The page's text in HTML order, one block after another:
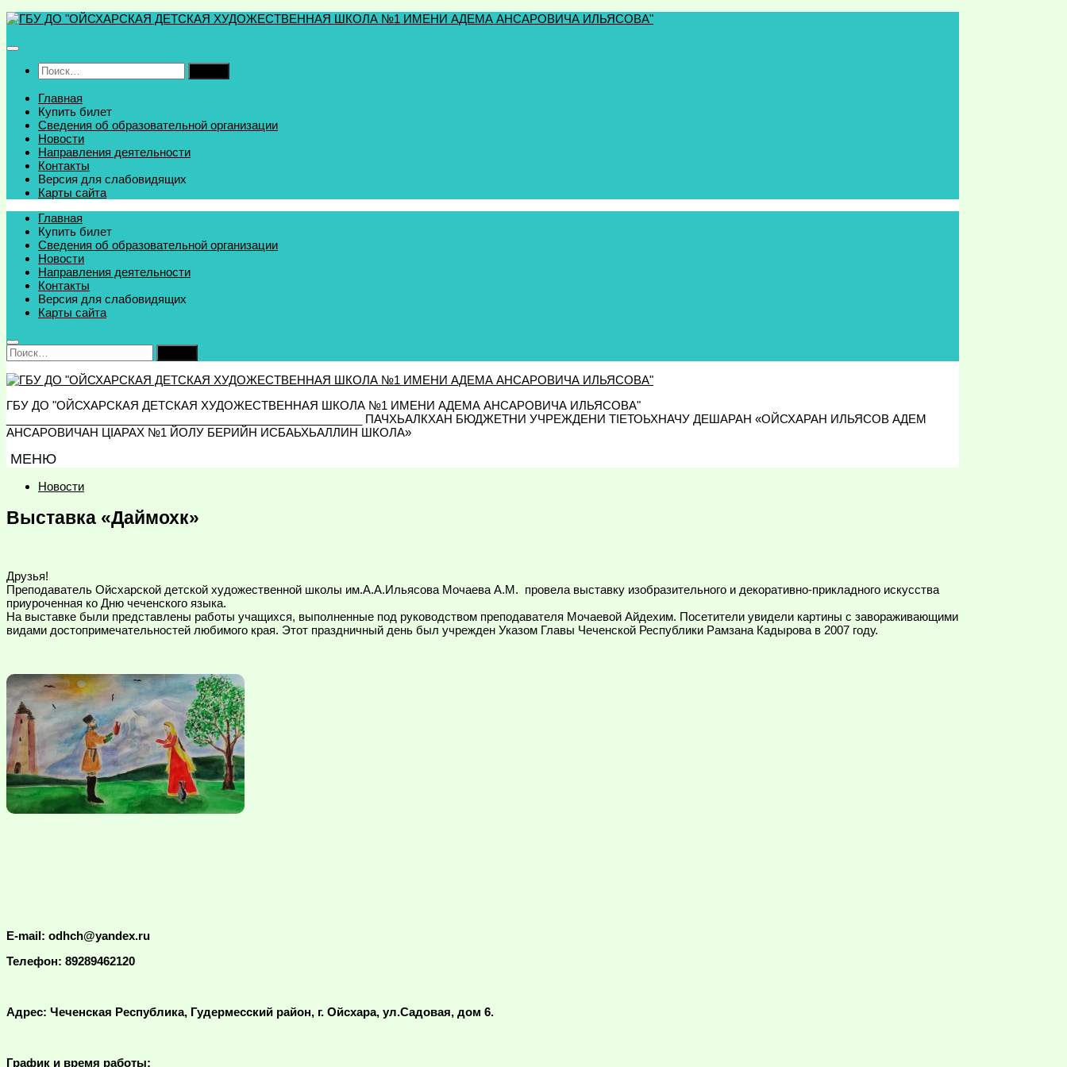
Перейти
содержимому
Найти:
Главная
Купить билет
Сведения об образовательной организации
Новости
Направления деятельности
Контакты
Версия для слабовидящих
Карты сайта
Главная
Купить билет
Сведения об образовательной организации
Новости
Направления деятельности
Контакты
Версия для слабовидящих
Карты сайта
Найти:
ГБУ ДО "ОЙСХАРСКАЯ ДЕТСКАЯ ХУДОЖЕСТВЕННАЯ ШКОЛА №1 ИМЕНИ АДЕМА АНСАРОВИЧА ИЛЬЯСОВА"
________________________________________________________ ПАЧХЬАЛКХАН БЮДЖЕТНИ УЧРЕЖДЕНИ ТIЕТОЬХНАЧУ ДЕШАРАН «ОЙСХАРАН ИЛЬЯСОВ АДЕМ
АНСАРОВИЧАН ЦIАРАХ №1 ЙОЛУ БЕРИЙН ИСБАЬХЬАЛЛИН ШКОЛА»
МЕНЮ
Новости
Выставка «Даймохк»
Друзья!
Преподаватель Ойсхарской детской художественной школы им.А.А.Ильясова Мочаева А.М. провела выставку изобразительного и декоративно-прикладного искусства
приуроченная ко Дню чеченского языка.
На выставке были представлены работы учащихся, выполненные под руководством преподавателя Мочаевой Айдехим. Посетители увидели картины с завораживающими
видами достопримечательностей любимого края. Этот праздничный день был учрежден Указом Главы Чеченской Республики Рамзана Кадырова в 2007 году.
E-mail: odhch@yandex.ru
Телефон: 89289462120
Адрес: Чеченская Республика, Гудермесский район, г. Ойсхара, ул.Садовая, дом 6.
График и время работы: